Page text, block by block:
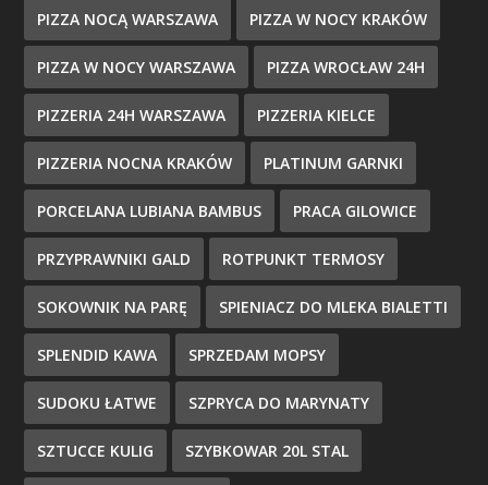
PIZZA NOCĄ WARSZAWA PIZZA W NOCY KRAKÓW
PIZZA W NOCY WARSZAWA PIZZA WROCŁAW 24H
PIZZERIA 24H WARSZAWA PIZZERIA KIELCE
PIZZERIA NOCNA KRAKÓW PLATINUM GARNKI
PORCELANA LUBIANA BAMBUS PRACA GILOWICE
PRZYPRAWNIKI GALD ROTPUNKT TERMOSY
SOKOWNIK NA PARĘ SPIENIACZ DO MLEKA BIALETTI
SPLENDID KAWA SPRZEDAM MOPSY
SUDOKU ŁATWE SZPRYCA DO MARYNATY
SZTUCCE KULIG SZYBKOWAR 20L STAL